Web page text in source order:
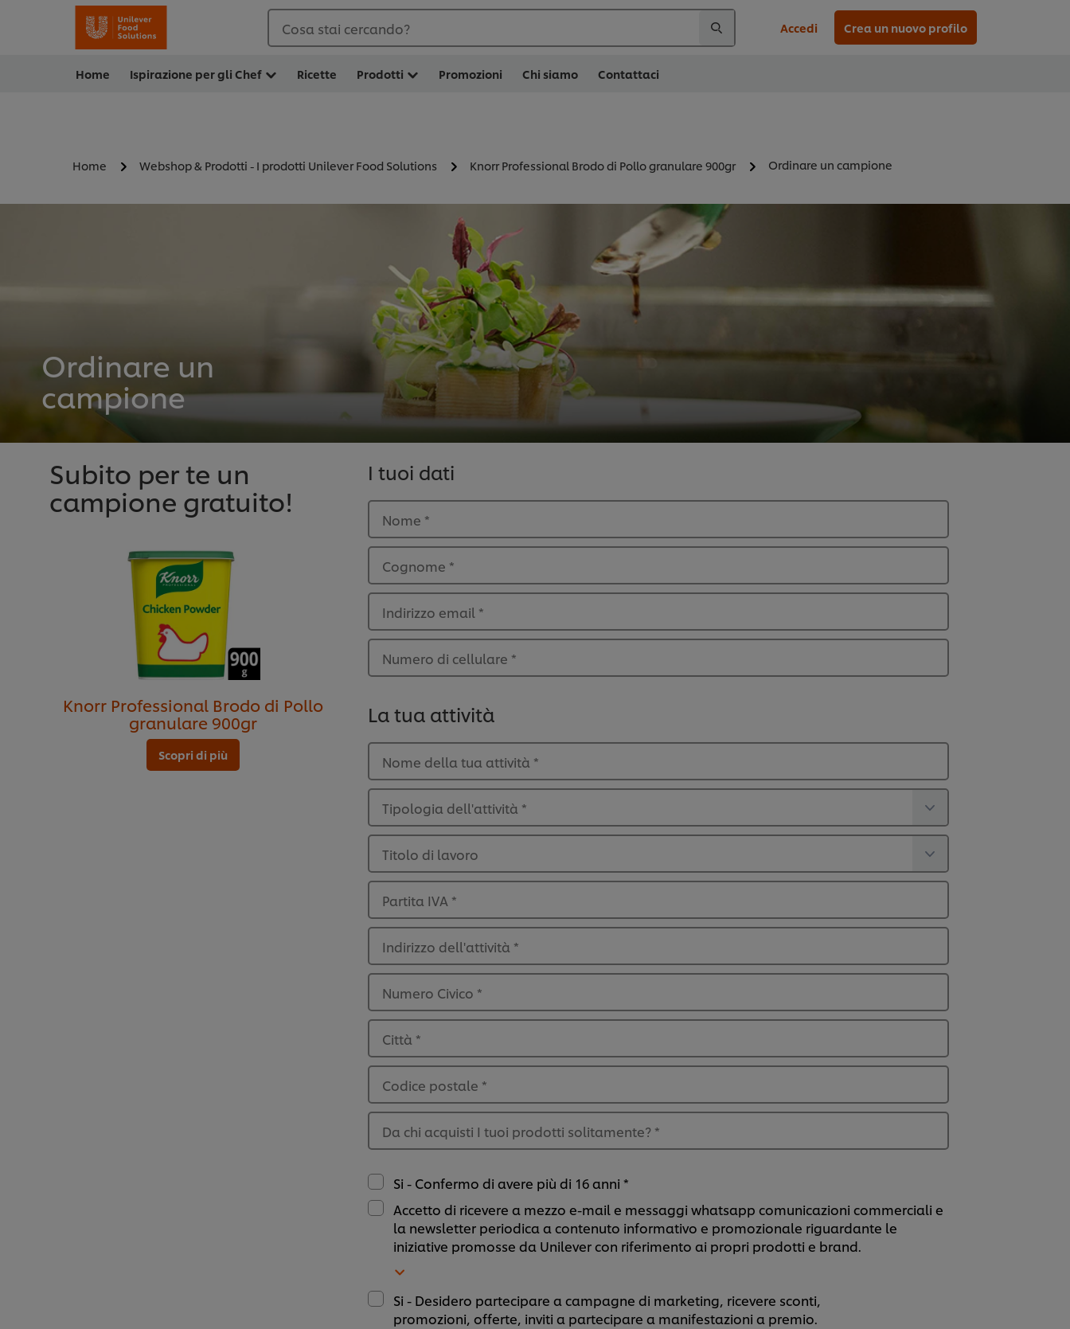
Cosa stai cercando? Accedi Crea un nuovo profilo
Home Ispirazione per gli Chef Ricette Prodotti Promozioni Chi siamo Contattaci
Home Webshop & Prodotti - I prodotti Unilever Food Solutions Knorr Professional Brodo di Pollo granulare 900gr Ordinare un campione
Ordinare un
campione
I tuoi dati
Nome *
Cognome *
Indirizzo email *
Numero di cellulare *
La tua attività
Nome della tua attività *
Tipologia dell'attività *
Titolo di lavoro
Partita IVA *
Indirizzo dell'attività *
Numero Civico *
Città *
Codice postale *
Da chi acquisti I tuoi prodotti solitamente? *
Si - Confermo di avere più di 16 anni *
Accetto di ricevere a mezzo e-mail e messaggi whatsapp comunicazioni commerciali e
la newsletter periodica a contenuto informativo e promozionale riguardante le
iniziative promosse da Unilever con riferimento ai propri prodotti e brand.
Si - Desidero partecipare a campagne di marketing, ricevere sconti,
promozioni, offerte, inviti a partecipare a manifestazioni a premio.
Subito per te un
campione gratuito!
Knorr Professional Brodo di Pollo
granulare 900gr
Scopri di più